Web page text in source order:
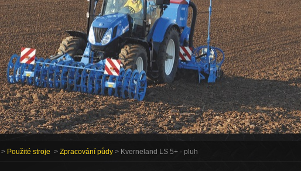
> Použité stroje > Zpracování půdy > Kverneland LS 5+ - pluh